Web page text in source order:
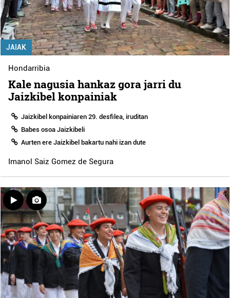
JAIAK
Hondarribia
Kale nagusia hankaz gora jarri du
Jaizkibel konpainiak
Jaizkibel konpainiaren 29. desfilea, iruditan
Babes osoa Jaizkibeli
Aurten ere Jaizkibel bakartu nahi izan dute
Imanol Saiz Gomez de Segura